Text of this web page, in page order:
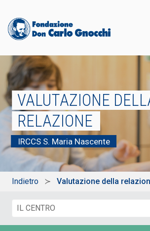
VALUTAZIONE
RELAZIONE
IRCCS S. Maria Nascente
Indietro Valutazione della